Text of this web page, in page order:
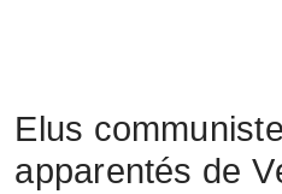
Elus
apparentés de